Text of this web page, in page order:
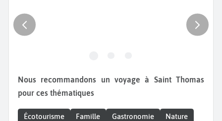
Nous recommandons un voyage à Saint Thomas
pour ces thématiques
Écotourisme Famille Gastronomie
Nature